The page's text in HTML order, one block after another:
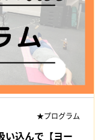
★プログラム
い込んで【ヨー